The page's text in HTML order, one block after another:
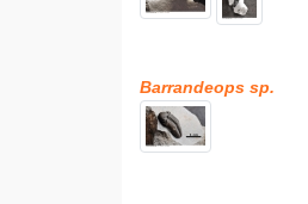
Barrandeops sp.